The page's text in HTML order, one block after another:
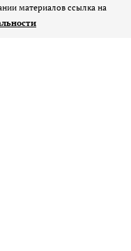
материалов ссылка на